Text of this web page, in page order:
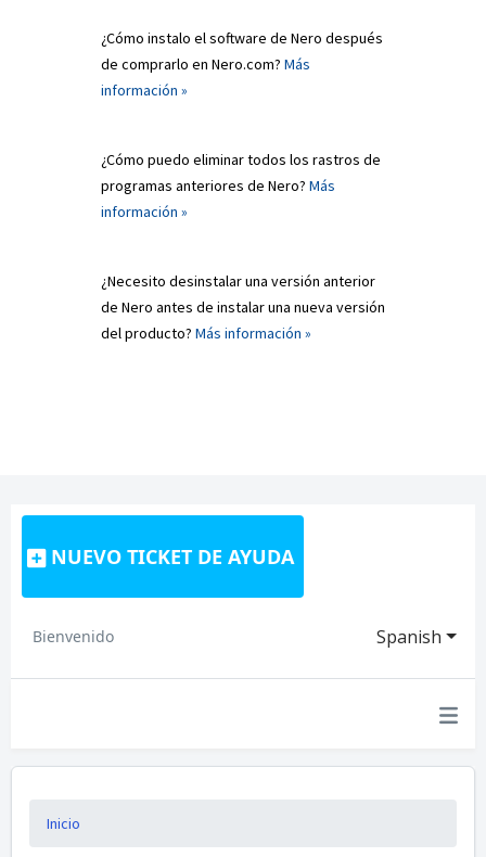
¿Cómo instalo el software de Nero después
de comprarlo en Nero.com? Más
información »
¿Cómo puedo eliminar todos los rastros de
programas anteriores de Nero? Más
información »
¿Necesito desinstalar una versión anterior
de Nero antes de instalar una nueva versión
del producto? Más información »
NUEVO TICKET DE AYUDA
Spanish
Bienvenido
Inicio